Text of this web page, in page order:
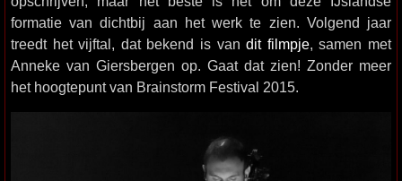
formatie van dichtbij aan het werk te zien. Volgend jaar
treedt het vijftal, dat bekend is vandit filmpje, samen met
Anneke van Giersbergen op. Gaat dat zien! Zonder meer
het hoogtepunt van Brainstorm Festival 2015.